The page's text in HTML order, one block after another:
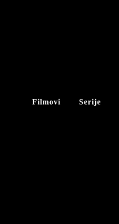
Filmovi Serije